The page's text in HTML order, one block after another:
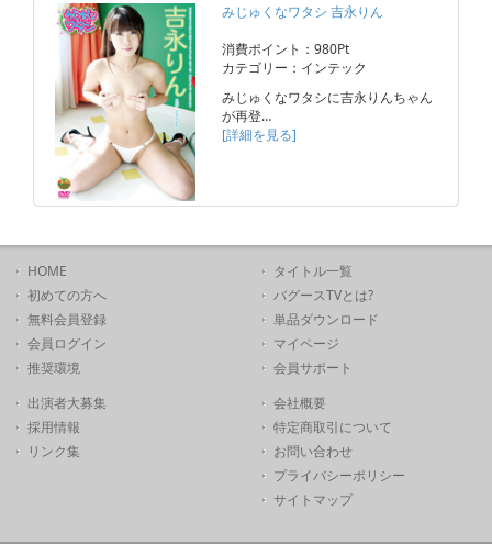
みじゅくなワタシ 吉永りん
消費ポイント：980Pt
カテゴリー：インテック
みじゅくなワタシに吉永りんちゃん
が再登…
[詳細を見る]
HOME
初めての方へ
無料会員登録
会員ログイン
推奨環境
タイトル一覧
バグースTVとは?
単品ダウンロード
マイページ
会員サポート
出演者大募集
採用情報
リンク集
会社概要
特定商取引について
お問い合わせ
プライバシーポリシー
サイトマップ